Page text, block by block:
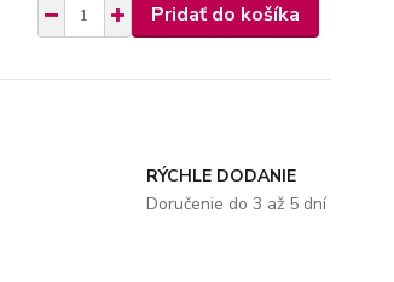
Pridať do košíka
RÝCHLE DODANIE
Doručenie do 3 až 5 dní